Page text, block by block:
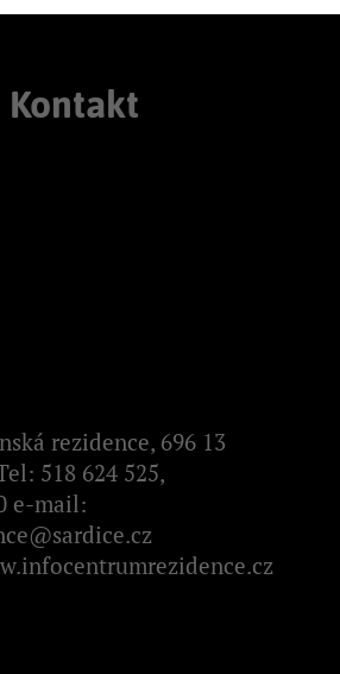
Kontakt
rezidence, 696 13
518 624 525,
e-mail: